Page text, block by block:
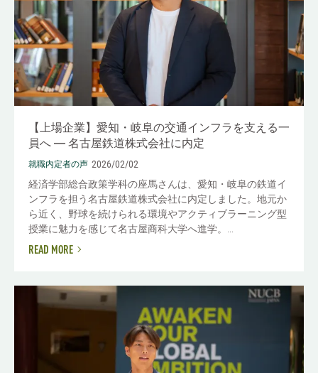
【上場企業】愛知・岐阜の交通インフラを支える一
員へ ― 名古屋鉄道株式会社に内定
就職内定者の声 2026/02/02
経済学部総合政策学科の座馬さんは、愛知・岐阜の鉄道イ
ンフラを担う名古屋鉄道株式会社に内定しました。地元か
ら近く、野球を続けられる環境やアクティブラーニング型
授業に魅力を感じて名古屋商科大学へ進学。...
READ MORE